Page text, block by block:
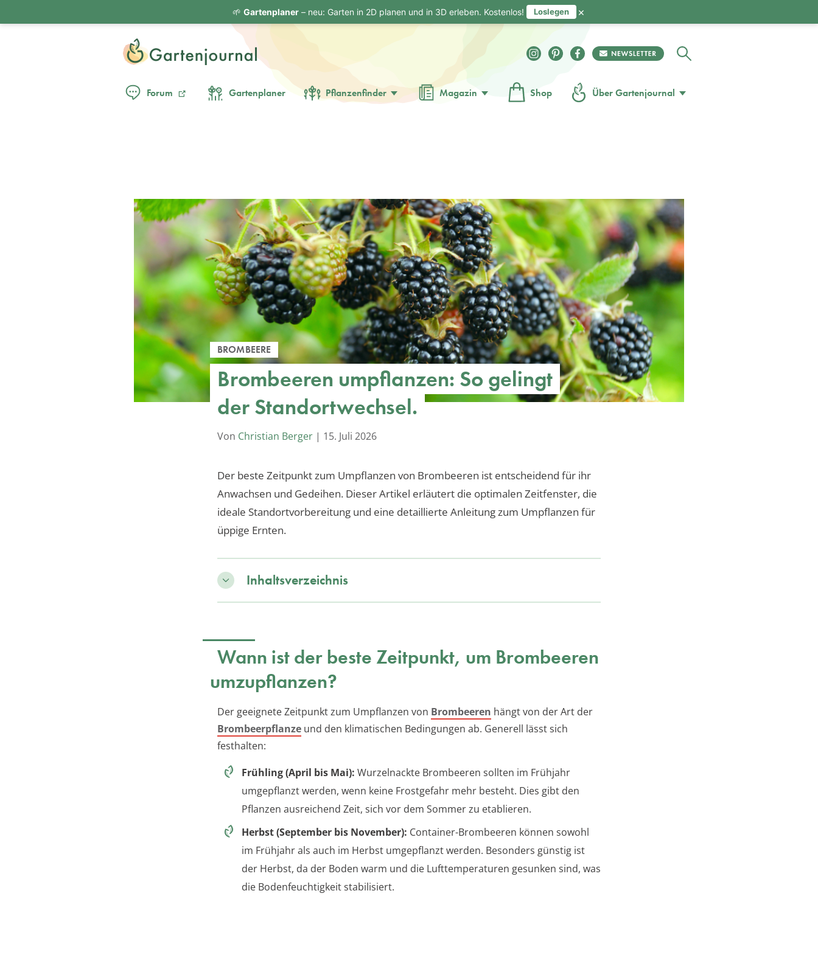
Forum Gartenplaner Pflanzenfinder Magazin Shop Über Gartenjournal
BROMBEERE
Brombeeren umpflanzen: So gelingt
der Standortwechsel.
Von Christian Berger | 15. Juli 2026
Der beste Zeitpunkt zum Umpflanzen von Brombeeren ist entscheidend für ihr
Anwachsen und Gedeihen. Dieser Artikel erläutert die optimalen Zeitfenster, die
ideale Standortvorbereitung und eine detaillierte Anleitung zum Umpflanzen für
üppige Ernten.
Inhaltsverzeichnis
Wann ist der beste Zeitpunkt, um Brombeeren
umzupflanzen?
Der geeignete Zeitpunkt zum Umpflanzen von Brombeeren hängt von der Art der
Brombeerpflanze und den klimatischen Bedingungen ab. Generell lässt sich
festhalten:
Frühling (April bis Mai): Wurzelnackte Brombeeren sollten im Frühjahr
umgepflanzt werden, wenn keine Frostgefahr mehr besteht. Dies gibt den
Pflanzen ausreichend Zeit, sich vor dem Sommer zu etablieren.
Herbst (September bis November): Container-Brombeeren können sowohl
im Frühjahr als auch im Herbst umgepflanzt werden. Besonders günstig ist
der Herbst, da der Boden warm und die Lufttemperaturen gesunken sind, was
die Bodenfeuchtigkeit stabilisiert.
🌱 Gartenplaner– neu: Garten in 2D planen und in 3D erleben. Kostenlos! Loslegen ×